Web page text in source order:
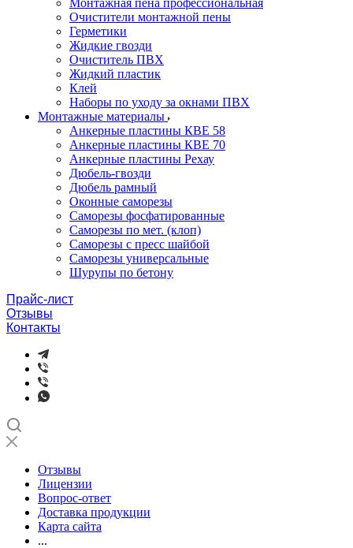
Монтажная пена профессиональная
Очистители монтажной пены
Герметики
Жидкие гвозди
Очиститель ПВХ
Жидкий пластик
Клей
Наборы по уходу за окнами ПВХ
Монтажные материалы
Анкерные пластины КВЕ 58
Анкерные пластины КВЕ 70
Анкерные пластины Рехау
Дюбель-гвозди
Дюбель рамный
Оконные саморезы
Саморезы фосфатированные
Саморезы по мет. (клоп)
Саморезы с пресс шайбой
Саморезы универсальные
Шурупы по бетону
Прайс-лист
Отзывы
Контакты
Отзывы
Лицензии
Вопрос-ответ
Доставка продукции
Карта сайта
...